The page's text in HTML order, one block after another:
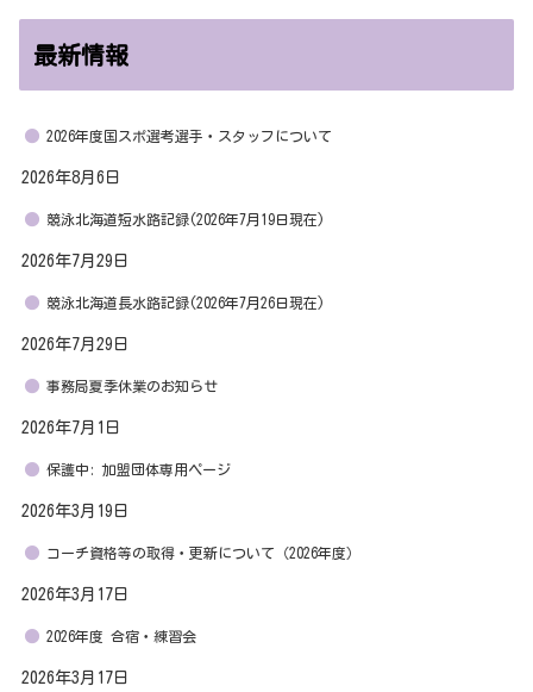
最新情報
2026年度国スポ選考選手・スタッフについて
2026年8月6日
競泳北海道短水路記録(2026年7月19日現在)
2026年7月29日
競泳北海道長水路記録(2026年7月26日現在)
2026年7月29日
事務局夏季休業のお知らせ
2026年7月1日
保護中: 加盟団体専用ページ
2026年3月19日
コーチ資格等の取得・更新について（2026年度）
2026年3月17日
2026年度 合宿・練習会
2026年3月17日